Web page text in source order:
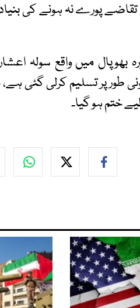
تقاضے پورے نہ ہونے کی
میں واقع سولہ
طور پر تسلیم کرلی
ختم ہو گیا۔